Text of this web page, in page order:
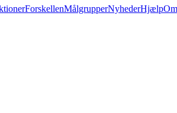
ForskellenMålgrupperNyhederHjælpOm